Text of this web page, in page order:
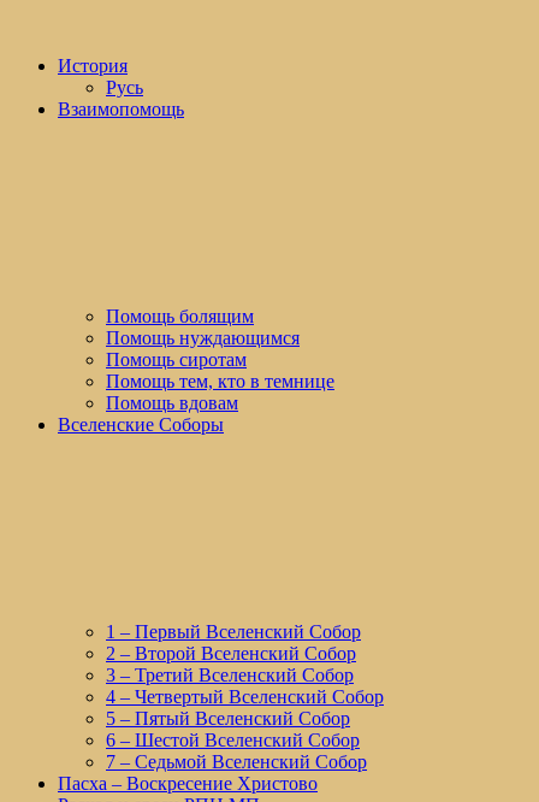
История
Русь
Взаимопомощь
Помощь болящим
Помощь нуждающимся
Помощь сиротам
Помощь тем, кто в темнице
Помощь вдовам
Вселенские Соборы
1 – Первый Вселенский Собор
2 – Второй Вселенский Собор
3 – Третий Вселенский Собор
4 – Четвертый Вселенский Собор
5 – Пятый Вселенский Собор
6 – Шестой Вселенский Собор
7 – Седьмой Вселенский Собор
Пасха – Воскресение Христово